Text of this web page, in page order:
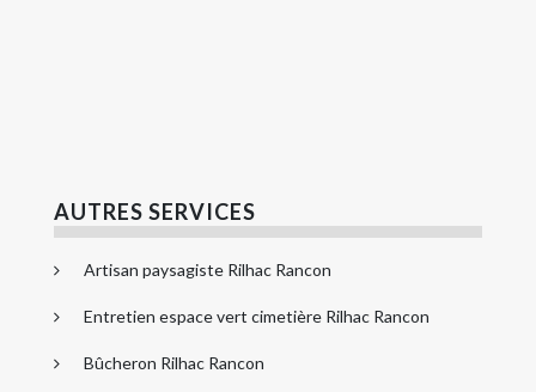
AUTRES SERVICES
Artisan paysagiste Rilhac Rancon
Entretien espace vert cimetière Rilhac Rancon
Bûcheron Rilhac Rancon